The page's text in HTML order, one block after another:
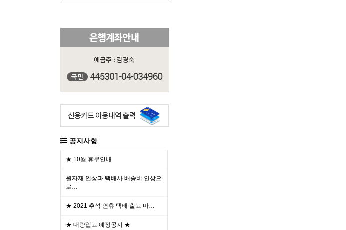
공지사항
★ 10월 휴무안내
원자재 인상과 택배사 배송비 인상으
로…
★ 2021 추석 연휴 택배 출고 마…
★ 대량입고 예정공지 ★